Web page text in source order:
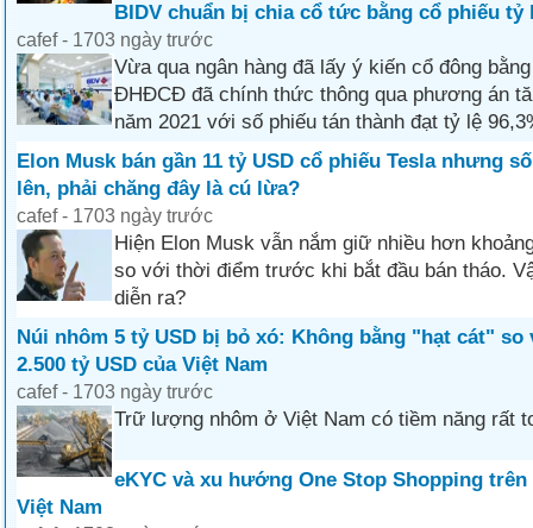
BIDV chuẩn bị chia cổ tức bằng cổ phiếu tỷ
cafef - 1703 ngày trước
Vừa qua ngân hàng đã lấy ý kiến cổ đông
ĐHĐCĐ đã chính thức thông qua phương án
năm 2021 với số phiếu tán thành đạt tỷ lệ
Elon Musk bán gần 11 tỷ USD cổ phiếu Tesla nhưng
lên, phải chăng đây là cú lừa?
cafef - 1703 ngày trước
Hiện Elon Musk vẫn nắm giữ nhiều hơn
so với thời điểm trước khi bắt đầu bán tháo.
diễn ra?
Núi nhôm 5 tỷ USD bị bỏ xó: Không bằng "hạt cát" so
2.500 tỷ USD của Việt Nam
cafef - 1703 ngày trước
Trữ lượng nhôm ở Việt Nam có tiềm năng rất
eKYC và xu hướng One Stop Shopping
Việt Nam